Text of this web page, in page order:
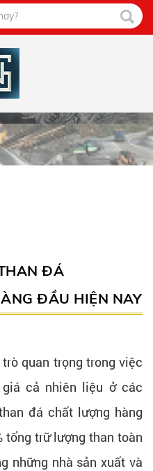
ĐÁ
ĐẦU HIỆN NAY
quan trọng trong việc
cả nhiên liệu ở các
đá chất lượng hàng
tổng trữ lượng than toàn
những nhà sản xuất và